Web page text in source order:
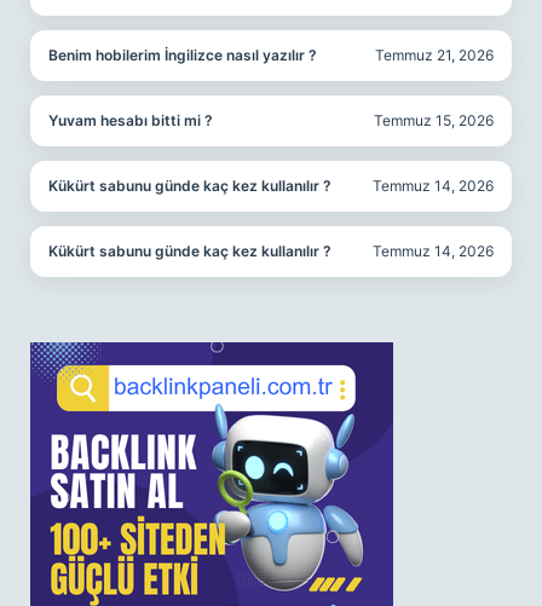
Benim hobilerim İngilizce nasıl yazılır ? Temmuz 21, 2026
Yuvam hesabı bitti mi ? Temmuz 15, 2026
Kükürt sabunu günde kaç kez kullanılır ? Temmuz 14, 2026
Kükürt sabunu günde kaç kez kullanılır ? Temmuz 14, 2026